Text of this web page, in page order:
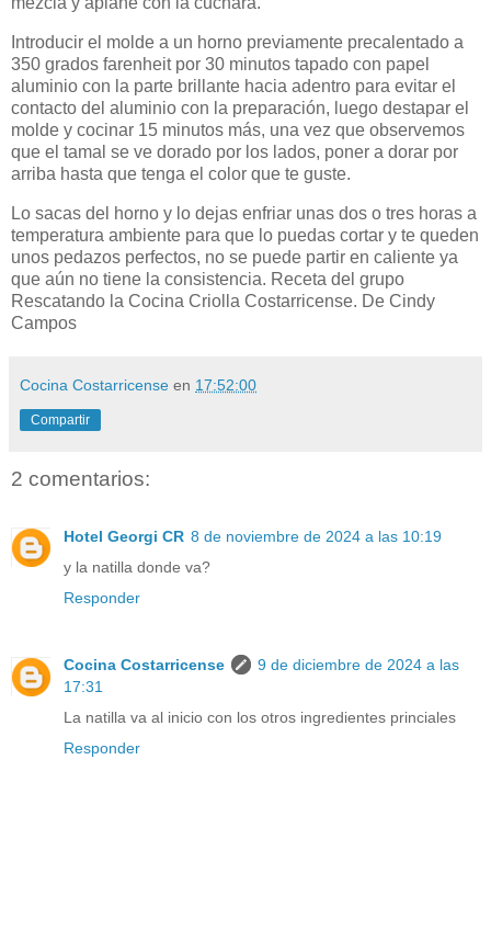
Introducir el molde a un horno previamente precalentado a
350 grados farenheit por 30 minutos tapado con papel
aluminio con la parte brillante hacia adentro para evitar el
contacto del aluminio con la preparación, luego destapar el
molde y cocinar 15 minutos más, una vez que observemos
que el tamal se ve dorado por los lados, poner a dorar por
arriba hasta que tenga el color que te guste.
Lo sacas del horno y lo dejas enfriar unas dos o tres horas a
temperatura ambiente para que lo puedas cortar y te queden
unos pedazos perfectos, no se puede partir en caliente ya
que aún no tiene la consistencia. Receta del grupo
Rescatando la Cocina Criolla Costarricense. De Cindy
Campos
Cocina Costarricense en 17:52:00
Compartir
2 comentarios:
Hotel Georgi CR 8 de noviembre de 2024 a las 10:19
y la natilla donde va?
Responder
Cocina Costarricense
9 de diciembre de 2024 a las
17:31
La natilla va al inicio con los otros ingredientes princiales
Responder